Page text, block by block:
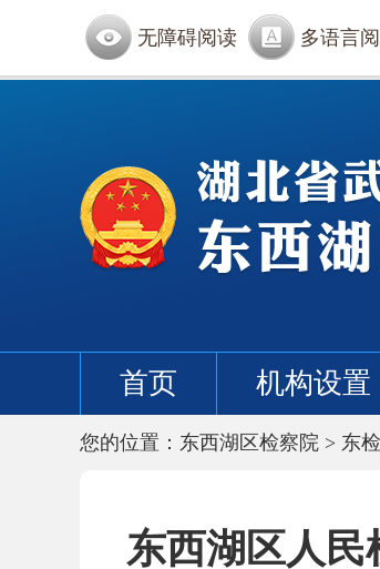
无障碍阅读 多语言
首页 机构设置
您的位置： 东西湖区检察院 > 东
东西湖区人